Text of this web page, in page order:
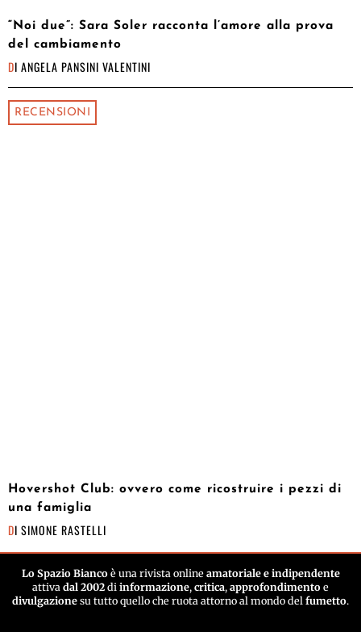
“Noi due”: Sara Soler racconta l’amore alla prova
del cambiamento
DI ANGELA PANSINI VALENTINI
RECENSIONI
Hovershot Club: ovvero come ricostruire i pezzi di
una famiglia
DI SIMONE RASTELLI
Lo Spazio Biancoè una rivista online amatoriale e indipendente
attiva dal 2002 di informazione, critica, approfondimento e
divulgazione su tutto quello che ruota attorno al mondo del fumetto.